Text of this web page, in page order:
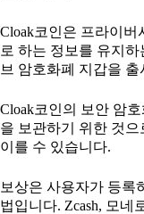
Cloak코인은 프라이버
로 하는 정보를 유지하
브 암호화폐 지갑을
Cloak코인의 보안 암
을 보관하기 위한 것으
이를 수 있습니다.
보상은 사용자가 등록
법입니다. Zcash, 모네